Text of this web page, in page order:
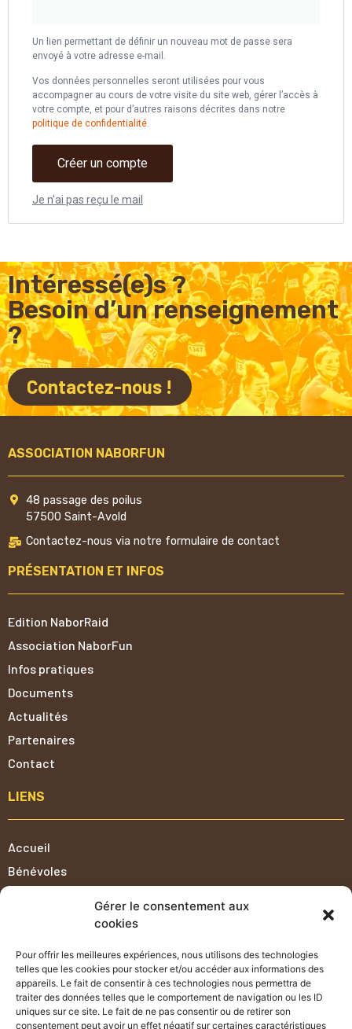
Gérer le consentement aux
cookies
Pour offrir les meilleures expériences, nous utilisons des technologies
telles que les cookies pour stocker et/ou accéder aux informations des
appareils. Le fait de consentir à ces technologies nous permettra de
traiter des données telles que le comportement de navigation ou les ID
uniques sur ce site. Le fait de ne pas consentir ou de retirer son
consentement peut avoir un effet négatif sur certaines caractéristiques
Un lien permettant de définir un nouveau mot de passe sera
envoyé à votre adresse e-mail.
Vos données personnelles seront utilisées pour vous
accompagner au cours de votre visite du site web, gérer l’accès à
votre compte, et pour d’autres raisons décrites dans notre
politique de confidentialité.
Créer un compte
Je n'ai pas reçu le mail
Intéressé(e)s ?
Besoin d’un renseignement
?
Contactez-nous !
ASSOCIATION NABORFUN
48 passage des poilus
57500 Saint-Avold
Contactez-nous via notre formulaire de contact
PRÉSENTATION ET INFOS
Edition NaborRaid
Association NaborFun
Infos pratiques
Documents
Actualités
Partenaires
Contact
LIENS
Accueil
Bénévoles
Politique de cookies (UE)
Conditions générales de vente
NABORRAID